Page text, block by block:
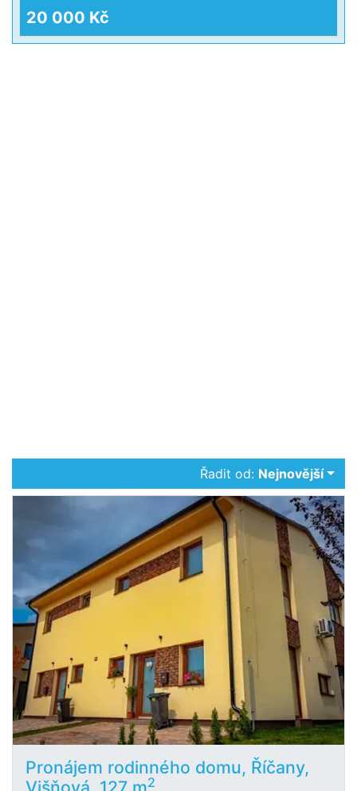
20 000 Kč
Řadit od: Nejnovější
Pronájem rodinného domu, Říčany,
2